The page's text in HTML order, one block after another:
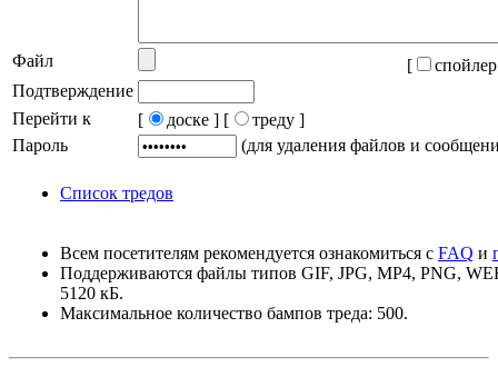
Файл [
Подтверждение
Перейти к
[ доске ] [
треду ]
Пароль
(для удаления файлов и
Список тредов
Всем посетителям рекомендуется ознакомиться с FAQ и
Поддерживаются файлы типов GIF, JPG, MP4, PNG,
5120 кБ.
Максимальное количество бампов треда: 500.